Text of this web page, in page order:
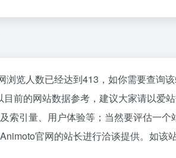
浏览人数已经达到413，如你需要查询
目前的网站数据参考，建议大家请以爱
索引量、用户体验等；当然要评估一
官网的站长进行洽谈提供。如该